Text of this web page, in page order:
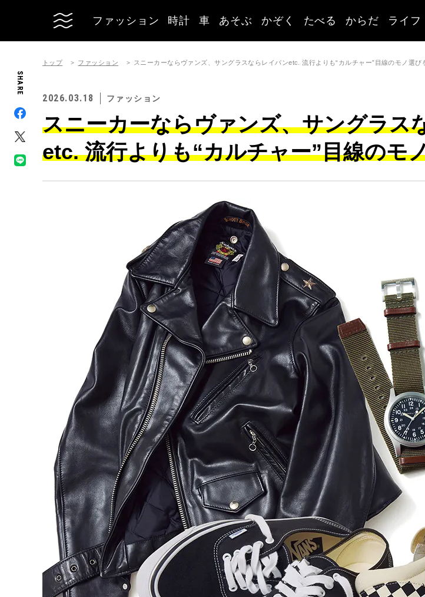
ファッション 時計 車 あそぶ かぞく たべる からだ ライフ
SHARE
トップ ファッション スニーカーならヴァンズ、サングラスならレイバンetc. 流行よりも“カルチャー”目線のモノ選び
2026.03.18 ファッション
スニーカーならヴァンズ、サングラス
etc. 流行よりも“カルチャー”目線のモ